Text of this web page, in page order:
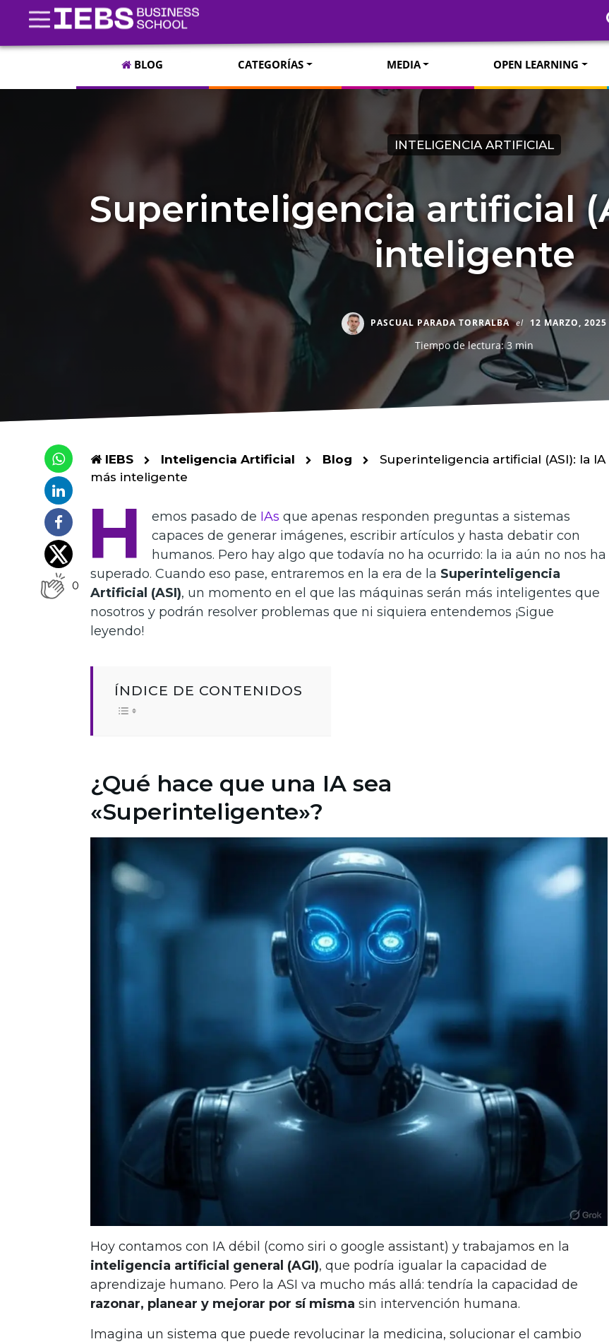
BLOG CATEGORÍAS MEDIA OPEN LEARNING
INTELIGENCIA ARTIFICIAL
Superinteligencia artificial
inteligente
PASCUAL PARADA TORRALBA el 12 MARZO, 2025
Tiempo de lectura: 3 min
0
IEBS Inteligencia Artificial Blog
Superinteligencia artificial (ASI): la IA
más inteligente
H emos pasado de IAs que apenas responden preguntas a sistemas
capaces de generar imágenes, escribir artículos y hasta debatir con
humanos. Pero hay algo que todavía no ha ocurrido: la ia aún no nos ha
superado. Cuando eso pase, entraremos en la era de la Superinteligencia
Artificial (ASI), un momento en el que las máquinas serán más inteligentes que
nosotros y podrán resolver problemas que ni siquiera entendemos ¡Sigue
leyendo!
ÍNDICE DE CONTENIDOS
¿Qué hace que una IA sea
«Superinteligente»?
Hoy contamos con IA débil (como siri o google assistant) y trabajamos en la
inteligencia artificial general (AGI), que podría igualar la capacidad de
aprendizaje humano. Pero la ASI va mucho más allá: tendría la capacidad de
razonar, planear y mejorar por sí misma sin intervención humana.
Imagina un sistema que puede revolucinar la medicina, solucionar el cambio